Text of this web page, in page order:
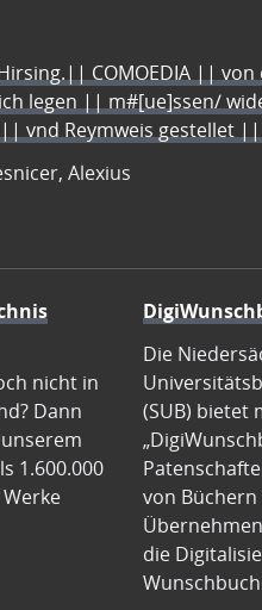
COMOEDIA ||
legen || m#[ue]ssen/
vnd Reymweis gestellet
Alexius
nicht in
Dann
1.600.000
Die
(SUB) bietet
von
die